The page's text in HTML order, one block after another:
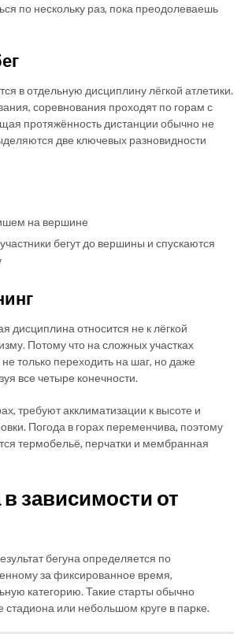
по нескольку раз, пока преодолеваешь
в отдельную дисциплину лёгкой атлетики.
соревнования проходят по горам с
протяжённость дистанции обычно не
две ключевых разновидности
на вершине
бегут до вершины и спускаются
дисциплина относится не к лёгкой
Потому что на сложных участках
только переходить на шаг, но даже
все четыре конечности.
требуют акклиматизации к высоте и
Погода в горах переменчива, поэтому
термобельё, перчатки и мембранная
зависимости от
бегуна определяется по
за фиксированное время,
категорию. Такие старты обычно
стадиона или небольшом круге в парке.